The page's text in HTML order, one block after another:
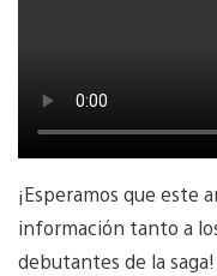
¡Esperamos que este
información tanto a
debutantes de la